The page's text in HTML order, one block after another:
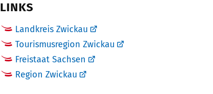
LINKS
Landkreis Zwickau
Tourismusregion Zwickau
Freistaat Sachsen
Region Zwickau